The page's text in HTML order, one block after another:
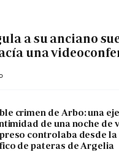
a su anciano
una
crimen de Arbo: una
de una noche de
controlaba desde
de pateras de Argelia